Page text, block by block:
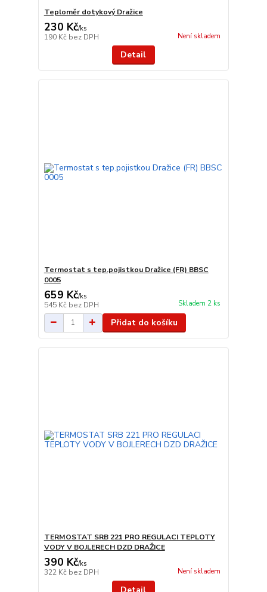
Teploměr dotykový Dražice
230 Kč/ks
190 Kč bez DPH Není skladem
Detail
Termostat s tep.pojistkou Dražice (FR) BBSC
0005
659 Kč/ks
545 Kč bez DPH Skladem 2 ks
Přidat do košíku
TERMOSTAT SRB 221 PRO REGULACI TEPLOTY
VODY V BOJLERECH DZD DRAŽICE
390 Kč/ks
322 Kč bez DPH Není skladem